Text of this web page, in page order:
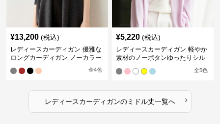
¥13,200 (税込)
レディースカーディガン 優雅な
ロングカーディガン ノーカラー
全4色
¥5,220 (税込)
レディースカーディガン 軽やか
素材のノーボタンゆったりシル
全5色
レディースカーディガンのミドル丈一覧へ ›